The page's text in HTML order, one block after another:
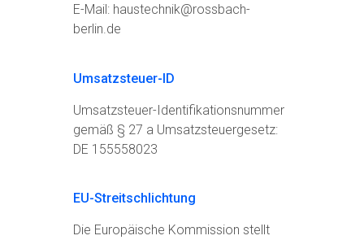
E-Mail: haustechnik@rossbach-
berlin.de
Umsatzsteuer-ID
Umsatzsteuer-Identifikationsnummer
gemäß § 27 a Umsatzsteuergesetz:
DE 155558023
EU-Streitschlichtung
Die Europäische Kommission stellt